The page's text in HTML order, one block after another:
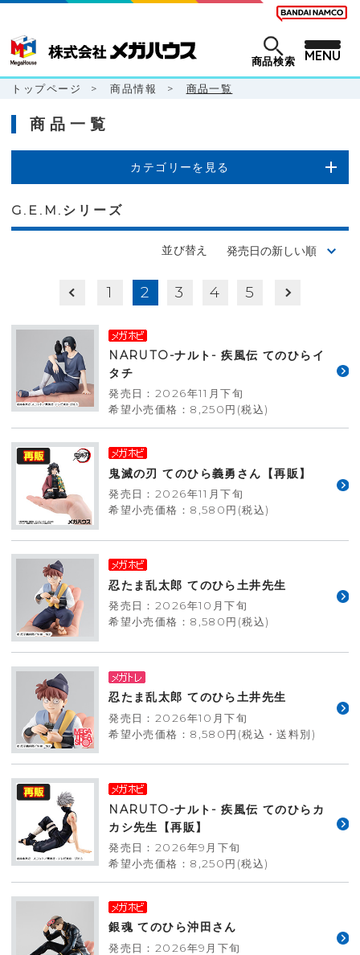
商品検索 MENU
トップページ > 商品情報 > 商品一覧
商品一覧
カテゴリーを見る
G.E.M.シリーズ
並び替え
1 2 3 4 5
NARUTO-ナルト- 疾風伝 てのひらイ
タチ
発売日：2026年11月下旬
希望小売価格：8,250円(税込)
鬼滅の刃 てのひら義勇さん【再販】
発売日：2026年11月下旬
希望小売価格：8,580円(税込)
忍たま乱太郎 てのひら土井先生
発売日：2026年10月下旬
希望小売価格：8,580円(税込)
忍たま乱太郎 てのひら土井先生
発売日：2026年10月下旬
希望小売価格：8,580円(税込・送料別)
NARUTO-ナルト- 疾風伝 てのひらカ
カシ先生【再販】
発売日：2026年9月下旬
希望小売価格：8,250円(税込)
銀魂 てのひら沖田さん
発売日：2026年9月下旬